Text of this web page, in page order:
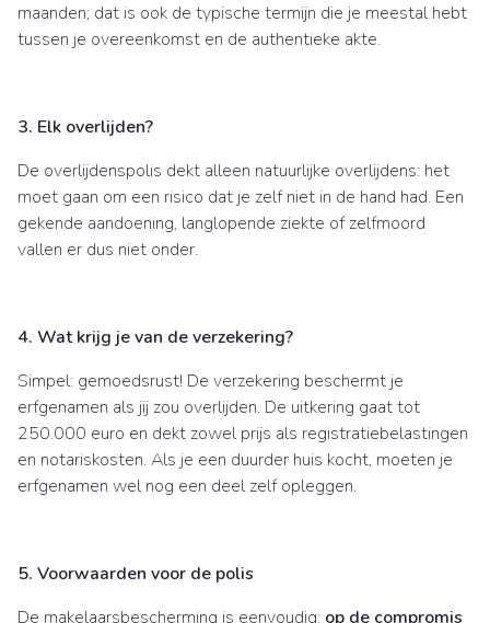
maanden; dat is ook de typische termijn die je meestal hebt
tussen je overeenkomst en de authentieke akte.
3. Elk overlijden?
De overlijdenspolis dekt alleen natuurlijke overlijdens: het
moet gaan om een risico dat je zelf niet in de hand had. Een
gekende aandoening, langlopende ziekte of zelfmoord
vallen er dus niet onder.
4. Wat krijg je van de verzekering?
Simpel: gemoedsrust! De verzekering beschermt je
erfgenamen als jij zou overlijden. De uitkering gaat tot
250.000 euro en dekt zowel prijs als registratiebelastingen
en notariskosten. Als je een duurder huis kocht, moeten je
erfgenamen wel nog een deel zelf opleggen.
5. Voorwaarden voor de polis
De makelaarsbescherming is eenvoudig: op de compromis